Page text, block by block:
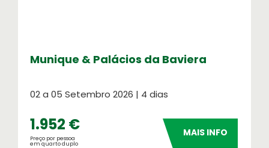
Informações importantes para a sua
viagem
Equipa
Munique & Palácios da Baviera
02 a 05 Setembro 2026 | 4 dias
1.952 €
Preço por pessoa
em quarto duplo
MAIS INFO